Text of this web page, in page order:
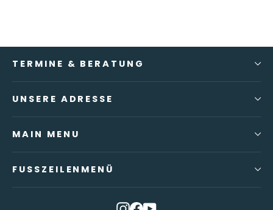
TERMINE & BERATUNG
UNSERE ADRESSE
MAIN MENU
FUSSZEILENMENÜ
Instagram
Facebook
YouTube